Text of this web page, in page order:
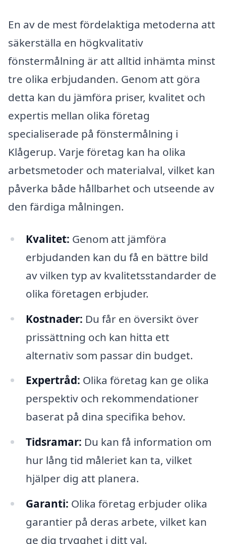
En av de mest fördelaktiga metoderna att
säkerställa en högkvalitativ
fönstermålning är att alltid inhämta minst
tre olika erbjudanden. Genom att göra
detta kan du jämföra priser, kvalitet och
expertis mellan olika företag
specialiserade på fönstermålning i
Klågerup. Varje företag kan ha olika
arbetsmetoder och materialval, vilket kan
påverka både hållbarhet och utseende av
den färdiga målningen.
Kvalitet: Genom att jämföra
erbjudanden kan du få en bättre bild
av vilken typ av kvalitetsstandarder de
olika företagen erbjuder.
Kostnader: Du får en översikt över
prissättning och kan hitta ett
alternativ som passar din budget.
Expertråd: Olika företag kan ge olika
perspektiv och rekommendationer
baserat på dina specifika behov.
Tidsramar: Du kan få information om
hur lång tid måleriet kan ta, vilket
hjälper dig att planera.
Garanti: Olika företag erbjuder olika
garantier på deras arbete, vilket kan
ge dig trygghet i ditt val.